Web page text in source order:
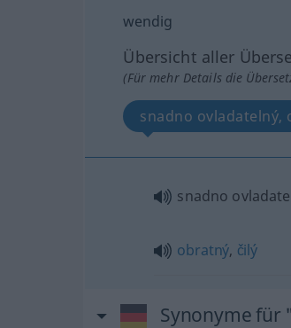
wendig
Übersicht aller
(Für mehr Details die
snadno ovladatelný,
snadno
obratný, čilý
Synonyme für